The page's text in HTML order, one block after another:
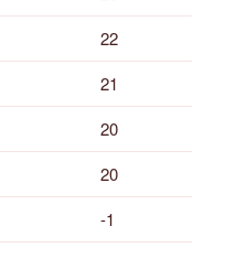
22
21
20
20
-1